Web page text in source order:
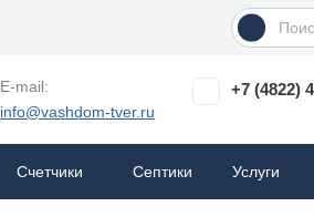
E-mail:
info@vashdom-tver.ru
+7 (4822)
Cчетчики Септики Услуги